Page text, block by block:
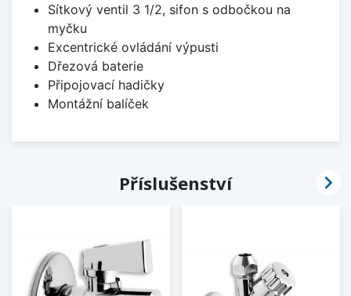
Sítkový ventil 3 1/2, sifon s odbočkou na
myčku
Excentrické ovládání výpusti
Dřezová baterie
Připojovací hadičky
Montážní balíček
Příslušenství 